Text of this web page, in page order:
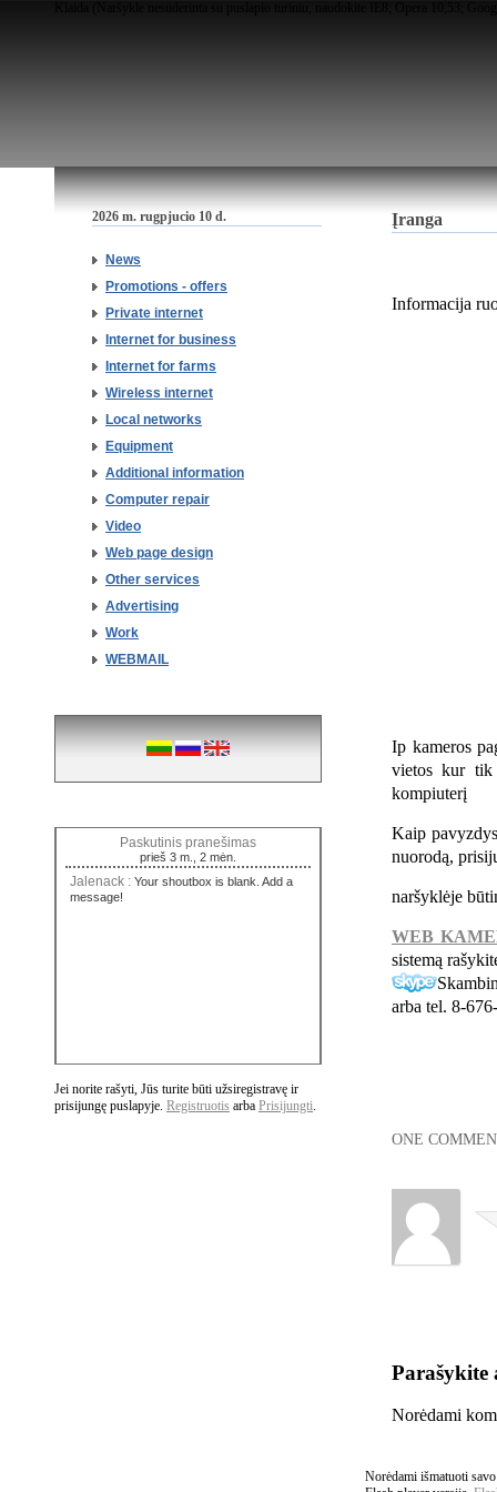
2026 m. rugpjucio 10 d.
News
Promotions - offers
Private internet
Internet for business
Internet for farms
Wireless internet
Local networks
Equipment
Additional information
Computer repair
Video
Web page design
Other services
Advertising
Work
WEBMAIL
Paskutinis pranešimas
prieš 3 m., 2 mėn.
Jalenack : Your shoutbox is blank. Add a
message!
Jei norite rašyti, Jūs turite būti užsiregistravę ir
prisijungę puslapyje. Registruotis arba Prisijungti.
Įranga
Informacija
Ip kameros
vietos kur tik
kompiuterį
Kaip
nuorodą,
naršyklėje
WEB
sistemą
arba tel. 8-
ONE
Parašykite
Norėdami
Norėdami išmatuoti